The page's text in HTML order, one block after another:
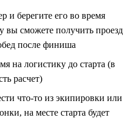
и берегите его во время
вы сможете получить проезд
после финиша
на логистику до старта (в
расчет)
что-то из экипировки или
на месте старта будет